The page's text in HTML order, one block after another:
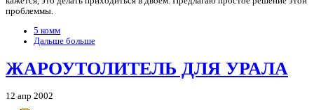
проблеммы.
5 комм
Дальше больше
ЖАРОУТОЛИТЕЛЬ ДЛЯ УРАЛА
12 апр 2002